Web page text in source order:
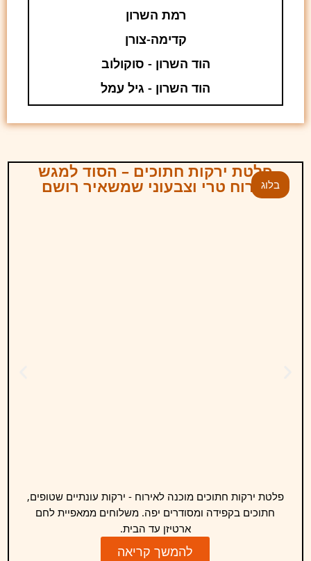
רמת השרון
קדימה-צורן
הוד השרון - סוקולוב
הוד השרון - גיל עמל
בלוג
פלטת ירקות חתוכים – הסוד למגש
אירוח טרי וצבעוני שמשאיר רושם
פלטת ירקות חתוכים מוכנה לאירוח - ירקות עונתיים שטופים,
חתוכים בקפידה ומסודרים יפה. משלוחים ממאפיית לחם
ארטיזן עד הבית.
להמשך קריאה